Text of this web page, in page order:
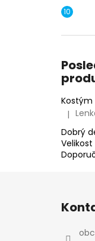
Kostým
|
Dobrý